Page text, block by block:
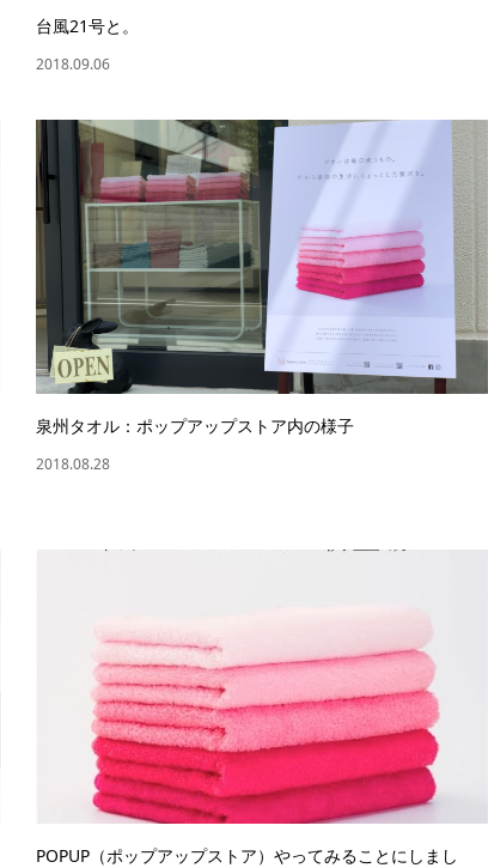
台風21号と。
2018.09.06
泉州タオル：ポップアップストア内の様子
2018.08.28
POPUP（ポップアップストア）やってみることにしまし